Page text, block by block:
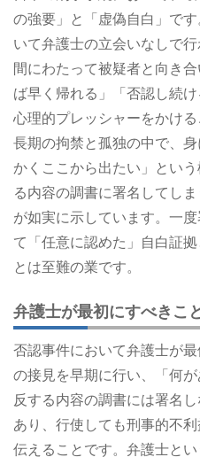
の強要」と「虚偽自白」で
いて弁護士の立会いなしで
間にわたって被疑者と向き
ば早く帰れる」「否認し続
心理的プレッシャーをかける
長期の拘禁と孤独の中で、
かくここから出たい」とい
る内容の調書に署名してし
が如実に示しています。一
て「任意に認めた」自白証
とは至難の業です。
弁護士が最初にすべきこ
否認事件において弁護士が
の接見を早期に行い、「何
反する内容の調書には署名
あり、行使しても刑事的不
伝えることです。弁護士と